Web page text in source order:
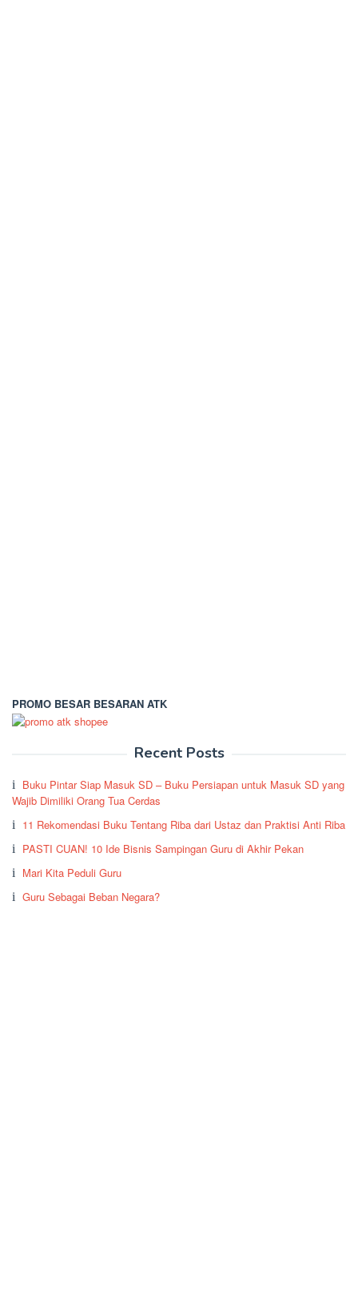
PROMO BESAR BESARAN ATK
Recent Posts
Buku Pintar Siap Masuk SD – Buku Persiapan untuk Masuk SD yang
Wajib Dimiliki Orang Tua Cerdas
11 Rekomendasi Buku Tentang Riba dari Ustaz dan Praktisi Anti Riba
PASTI CUAN! 10 Ide Bisnis Sampingan Guru di Akhir Pekan
Mari Kita Peduli Guru
Guru Sebagai Beban Negara?